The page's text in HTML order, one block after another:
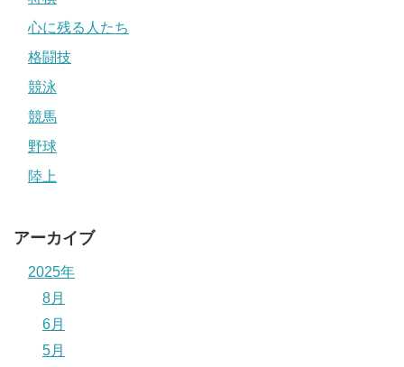
心に残る人たち
格闘技
競泳
競馬
野球
陸上
アーカイブ
2025年
8月
6月
5月